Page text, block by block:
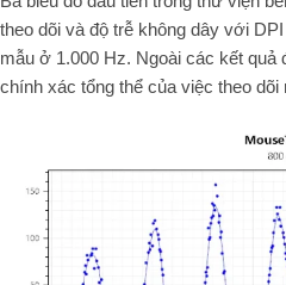
theo dõi và độ trễ không dây với
mẫu ở 1.000 Hz. Ngoài các kết
chính xác tổng thể của việc theo dõi